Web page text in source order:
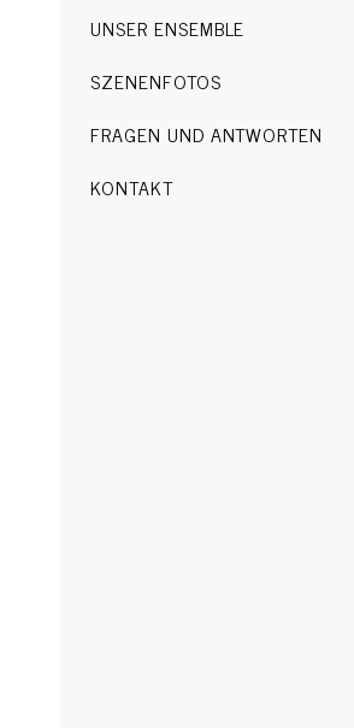
UNSER ENSEMBLE
SZENENFOTOS
FRAGEN UND ANTWORTEN
KONTAKT